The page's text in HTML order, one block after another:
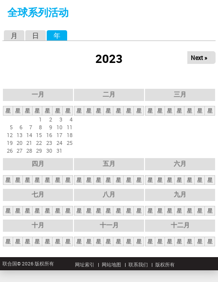
这
全球系列活动
月 日 年
2023 Next »
一月
星 星 星 星 星 星
星
1
2 3
4
5
6 7 8 9 10
11
12 13 14 15 16 17
18
19 20 21 22 23 24 25
26 27 28 29 30 31
二月
星 星 星 星 星 星 星
三月
星 星 星 星 星 星 星
四月
星 星 星 星 星 星 星
五月
星 星 星 星 星 星 星
六月
星 星 星 星 星 星 星
七月
星 星 星 星 星 星 星
八月
星 星 星 星 星 星 星
九月
星 星 星 星 星 星 星
十月
星 星 星 星 星 星 星
十一月
星 星 星 星 星 星 星
十二月
星 星 星 星 星 星 星
联合国© 2026 版权所有 网址索引 网站地图 联系我们 版权所有